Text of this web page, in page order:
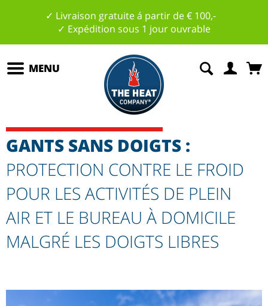
✓ Livraison gratuite á partir de € 100,-
✓ Expédition sous 1 jour ouvrable
MENU
GANTS SANS DOIGTS :
PROTECTION CONTRE LE FROID
POUR LES ACTIVITÉS DE PLEIN
AIR ET LE BUREAU À DOMICILE
MALGRÉ LES DOIGTS LIBRES